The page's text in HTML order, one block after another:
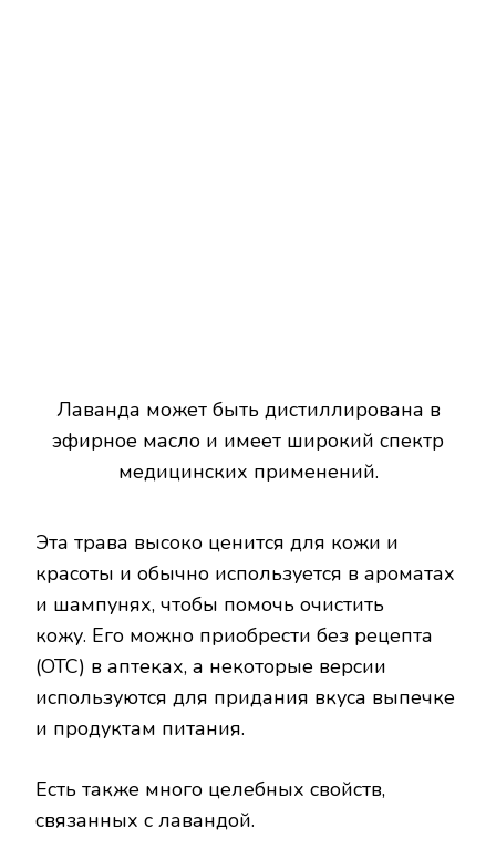
Лаванда может быть дистиллирована в
эфирное масло и имеет широкий спектр
медицинских применений.
Эта трава высоко ценится для кожи и
красоты и обычно используется в ароматах
и шампунях, чтобы помочь очистить
кожу. Его можно приобрести без рецепта
(OTC) в аптеках, а некоторые версии
используются для придания вкуса выпечке
и продуктам питания.
Есть также много целебных свойств,
связанных с лавандой.